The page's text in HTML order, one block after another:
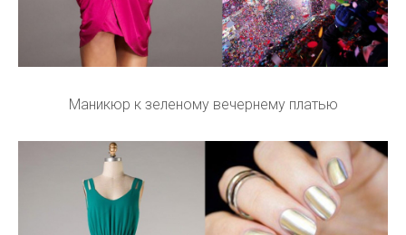
Маникюр к зеленому вечернему платью